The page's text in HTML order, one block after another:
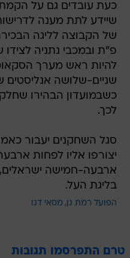
כעת עובדים גם על הקמת
שיידע לתת מענה
של הקבוצה לליגה
פ"ת ובמכבי נתניה
להיות ראש מערך
שניים-שלושה אנליסטים
כשבמועדון הבהירו
לכך.
סגל השחקנים יעבור
יצורפו אליו לפחות
ארבעה-חמישה ישראלים,
בליגת העל.
הפועל רמת גן מסאי דגו
טרם התפרסמו תגובות